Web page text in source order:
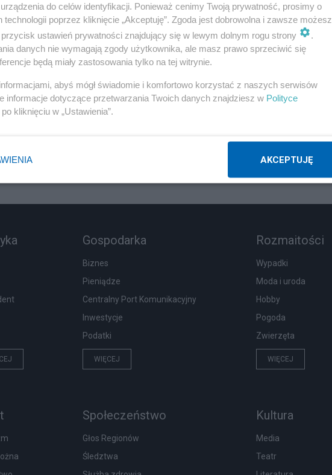
Gospodarka
Biznes
Pieniądze
Centralny Port Komunikacyjny
Inwestycje
Podatki
WIĘCEJ
Rozmaitości
Wypadki
Moda i uroda
Hobby
Pogoda
Zwierzęta
WIĘCEJ
Społeczeństwo
Głos Regionów
Śledztwa
Kultura
Media
Teatr
do celów identyfikacji. Ponieważ cenimy Twoją prywatność, prosimy o
poprzez kliknięcie „Akceptuję”. Zgoda jest dobrowolna i zawsze możesz
ustawień prywatności znajdujący się w lewym dolnym rogu strony
.
danych nie wymagają zgody użytkownika, ale masz prawo sprzeciwić się
będą miały zastosowania tylko na tej witrynie.
abyś mógł świadomie i komfortowo korzystać z naszych serwisów
informacje dotyczące przetwarzania Twoich danych znajdziesz w Polityce
kliknięciu w „Ustawienia”.
AKCEPTUJĘ